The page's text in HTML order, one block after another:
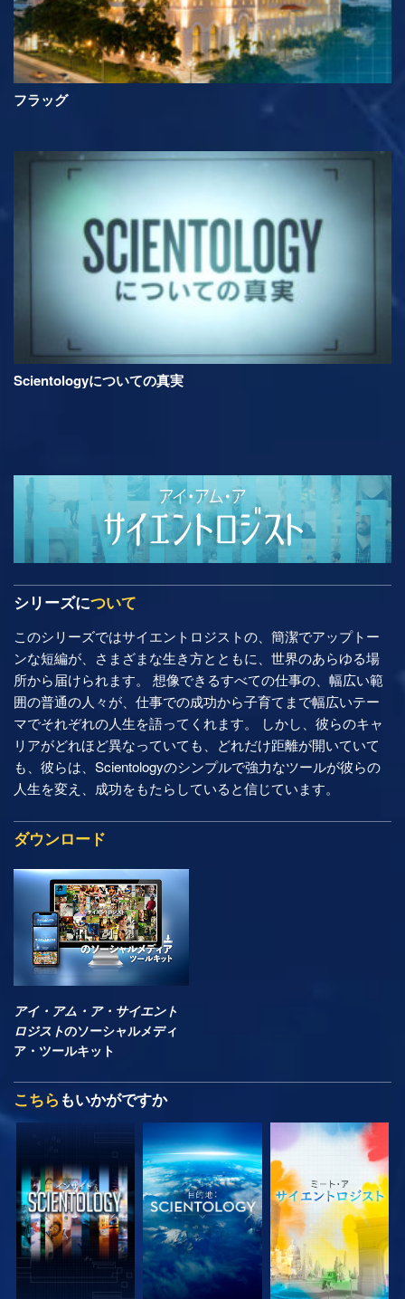
フラッグ
Scientologyについての真実
シリーズについて
このシリーズではサイエントロジストの、簡潔でアップトー
ンな短編が、さまざまな生き方とともに、世界のあらゆる場
所から届けられます。 想像できるすべての仕事の、幅広い範
囲の普通の人々が、仕事での成功から子育てまで幅広いテー
マでそれぞれの人生を語ってくれます。 しかし、彼らのキャ
リアがどれほど異なっていても、どれだけ距離が開いていて
も、彼らは、Scientologyのシンプルで強力なツールが彼らの
人生を変え、成功をもたらしていると信じています。
ダウンロード
アイ・アム・ア・サイエント
ロジストのソーシャルメディ
ア・ツールキット
こちら もいかがですか